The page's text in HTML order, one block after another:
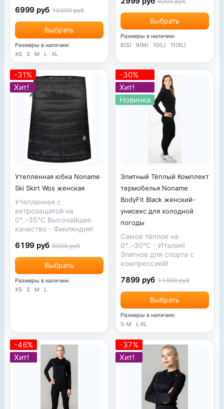
Выбрать
6999 руб 10300 руб
Размеры в наличии:
XS
S M L XL
Выбрать
Размеры в наличии:
8(S)
9(M) 10(L) 11(XL)
-31%
Хит!
Утепленная юбка Noname
Ski Skirt Wos женская
Утепленная с
ветрозащитой на
0°..-35°С Высочайшее
качество - Финляндия!
Выбрать
6199 руб 9000 руб
Размеры в наличии:
XS
S M L
-30%
Хит!
Новинка
Элитный Тёплый Комплект
термобелья Noname
BodyFit Black женский-
унисекс для холодной
погоды
Самое тёплое на
0°..-30°С - Италия!
Элитное для спорта с
компрессией!
Выбрать
7899 руб 11300 руб
Размеры в наличии:
S-M
L-XL
-46%
Хит!
-37%
Хит!